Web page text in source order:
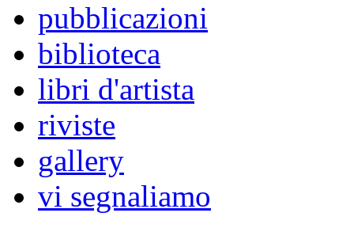
pubblicazioni
biblioteca
libri d'artista
riviste
gallery
vi segnaliamo